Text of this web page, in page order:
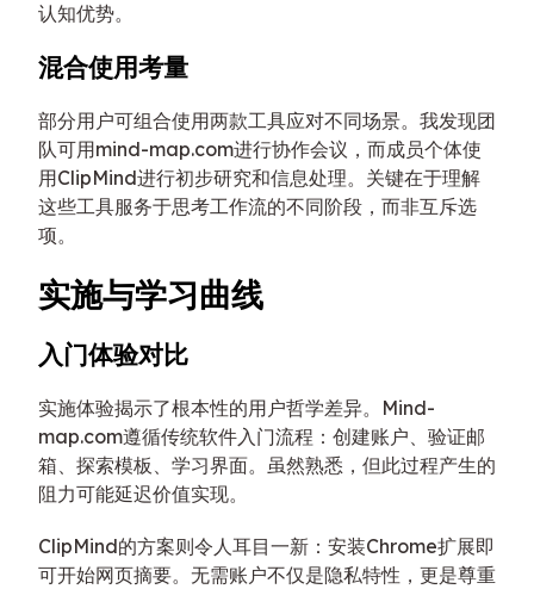
认知优势。
混合使用考量
部分用户可组合使用两款工具应对不同场景。我发现团
队可用mind-map.com进行协作会议，而成员个体使
用ClipMind进行初步研究和信息处理。关键在于理解
这些工具服务于思考工作流的不同阶段，而非互斥选
项。
实施与学习曲线
入门体验对比
实施体验揭示了根本性的用户哲学差异。Mind-
map.com遵循传统软件入门流程：创建账户、验证邮
箱、探索模板、学习界面。虽然熟悉，但此过程产生的
阻力可能延迟价值实现。
ClipMind的方案则令人耳目一新：安装Chrome扩展即
可开始网页摘要。无需账户不仅是隐私特性，更是尊重